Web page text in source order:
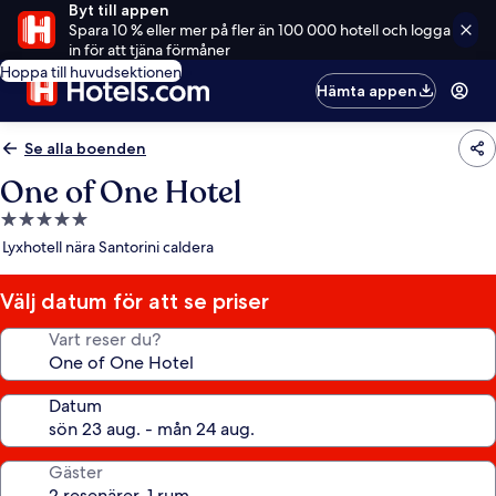
Byt till appen
Spara 10 % eller mer på fler än 100 000 hotell och logga
in för att tjäna förmåner
Hoppa till huvudsektionen
Hämta appen
Se alla boenden
One of One Hotel
5.0-
stjärnigt
Lyxhotell nära Santorini caldera
Välj datum för att se priser
Vart reser du?
Datum
Gäster